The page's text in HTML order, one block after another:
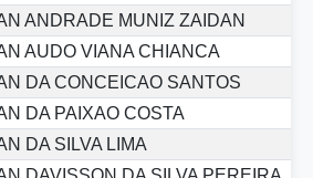
ANDRADE MUNIZ ZAIDAN
AUDO VIANA CHIANCA
DA CONCEICAO SANTOS
DA PAIXAO COSTA
DA SILVA LIMA